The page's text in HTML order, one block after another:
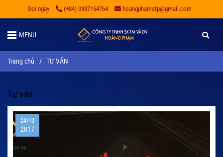
Gọi ngay (+84) 0937164764 hoangphamstp@gmail.com
MENU
Trang chủ / TƯ VẤN
Tư vấn
24/10
2017